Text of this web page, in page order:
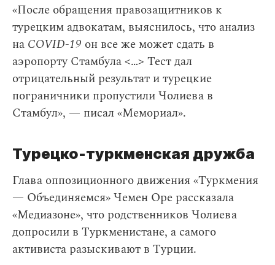
«После обращения правозащитников к
турецким адвокатам, выяснилось, что анализ
на COVID-19 он все же может сдать в
аэропорту Стамбула <…> Тест дал
отрицательный результат и турецкие
пограничники пропустили Чолиева в
Стамбул», — писал «Мемориал».
Турецко-туркменская дружба
Глава оппозиционного движения «Туркмения
— Объединяемся» Чемен Оре рассказала
«Медиазоне», что родственников Чолиева
допросили в Туркменистане, а самого
активиста разыскивают в Турции.